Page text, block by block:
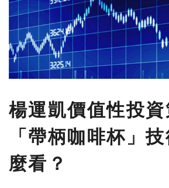
刊登
楊運凱價值性投資
「帶柄咖啡杯」
麼看？